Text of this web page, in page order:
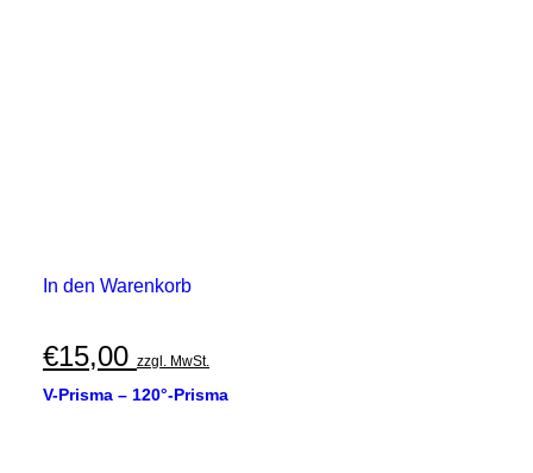
In den Warenkorb
€15,00 zzgl. MwSt.
V-Prisma – 120°-Prisma